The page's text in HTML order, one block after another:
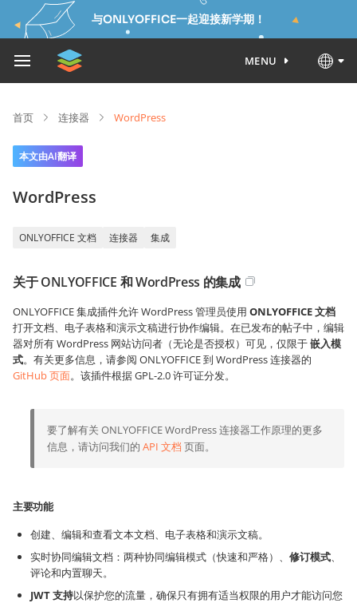
与ONLYOFFICE一起迎接新学期！
MENU
首页 连接器 WordPress
本文由AI翻译
WordPress
ONLYOFFICE 文档 连接器 集成
关于 ONLYOFFICE 和 WordPress 的集成
ONLYOFFICE 集成插件允许 WordPress 管理员使用 ONLYOFFICE 文档
打开文档、电子表格和演示文稿进行协作编辑。在已发布的帖子中，编辑
器对所有 WordPress 网站访问者（无论是否授权）可见，仅限于嵌入模
式。有关更多信息，请参阅 ONLYOFFICE 到 WordPress 连接器的
GitHub 页面。该插件根据 GPL-2.0 许可证分发。
要了解有关 ONLYOFFICE WordPress 连接器工作原理的更多
信息，请访问我们的 API 文档 页面。
主要功能
创建、编辑和查看文本文档、电子表格和演示文稿。
实时协同编辑文档：两种协同编辑模式（快速和严格）、 修订模式、
评论和内置聊天。
JWT 支持以保护您的流量，确保只有拥有适当权限的用户才能访问您